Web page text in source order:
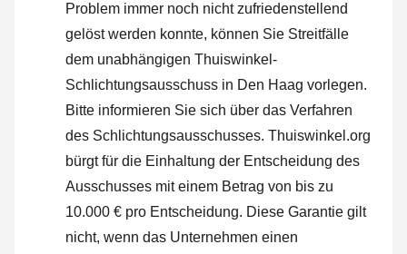
Problem immer noch nicht zufriedenstellend
gelöst werden konnte, können Sie Streitfälle
dem unabhängigen Thuiswinkel-
Schlichtungsausschuss in Den Haag vorlegen.
Bitte informieren Sie sich über das Verfahren
des Schlichtungsausschusses. Thuiswinkel.org
bürgt für die Einhaltung der Entscheidung des
Ausschusses mit einem Betrag von bis zu
10.000 € pro Entscheidung. Diese Garantie gilt
nicht, wenn das Unternehmen einen